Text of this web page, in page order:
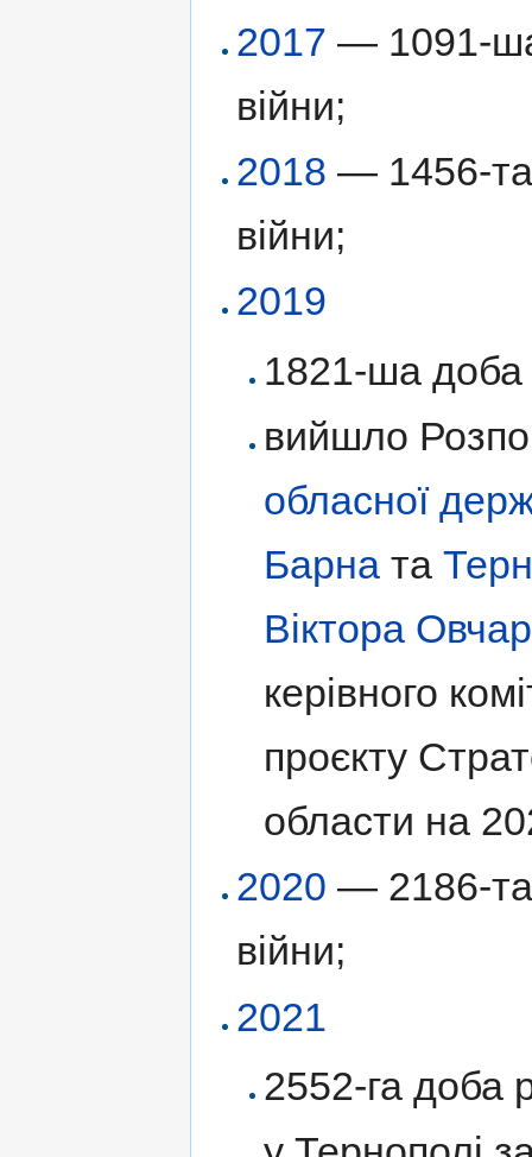
2017 — 1091-ша
війни;
2018 — 1456-та
війни;
2019
1821-ша доба
вийшло
обласної
Барната
Віктора
керівного
проєкту
области на
2020 — 2186-та
війни;
2021
2552-га доба